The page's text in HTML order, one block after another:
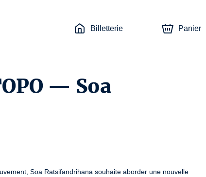
Billetterie Panier
— Soa
Soa Ratsifandrihana souhaite aborder une nouvelle